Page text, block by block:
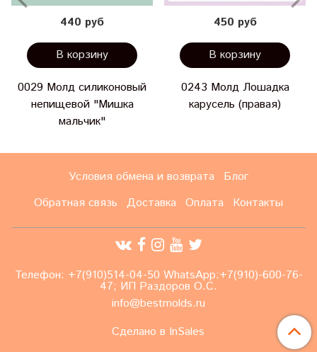
440 руб
В корзину
0029 Молд силиконовый
непищевой "Мишка
мальчик"
450 руб
В корзину
0243 Молд Лошадка
карусель (правая)
Условия обмена и возврата
Блог
Обратная связь
Доставка Оплата Контакты
Телефон: +7(910)514-04-50 WhatsApp:+7(910)-600-76-
47; ИП Раздоров О.С.
info@bestmolds.ru
Сделано в InSales